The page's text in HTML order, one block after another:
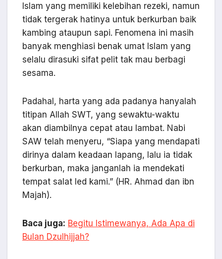
Islam yang memiliki kelebihan rezeki, namun
tidak tergerak hatinya untuk berkurban baik
kambing ataupun sapi. Fenomena ini masih
banyak menghiasi benak umat Islam yang
selalu dirasuki sifat pelit tak mau berbagi
sesama.
Padahal, harta yang ada padanya hanyalah
titipan Allah SWT, yang sewaktu-waktu
akan diambilnya cepat atau lambat. Nabi
SAW telah menyeru, “Siapa yang mendapati
dirinya dalam keadaan lapang, lalu ia tidak
berkurban, maka janganlah ia mendekati
tempat salat Ied kami.” (HR. Ahmad dan ibn
Majah).
Baca juga: Begitu Istimewanya, Ada Apa di
Bulan Dzulhijjah?